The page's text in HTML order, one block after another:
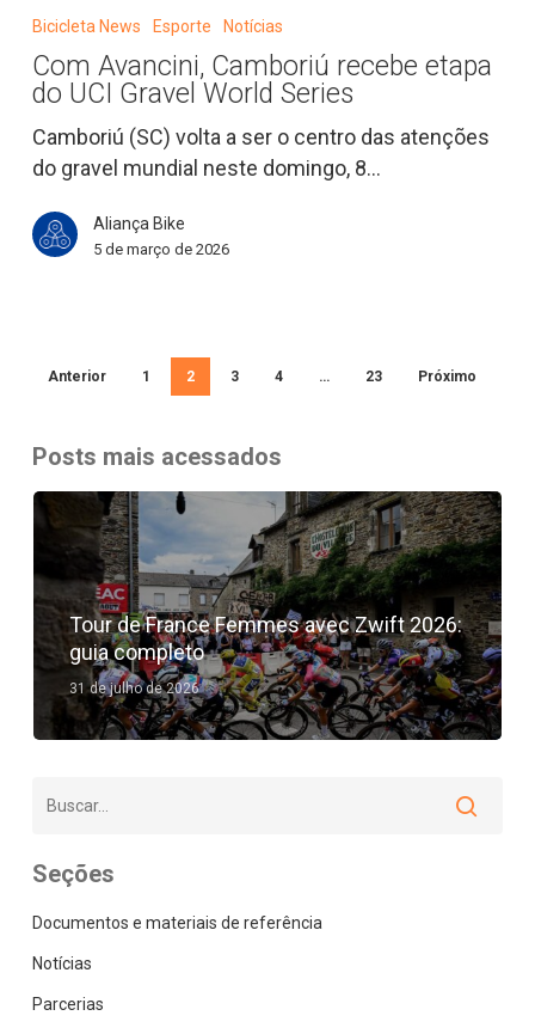
Avancini,
recebe
etapa
do
UCI
World
Series
Bicicleta News Esporte Notícias
Com Avancini, Camboriú recebe etapa
do UCI Gravel World Series
Camboriú (SC) volta a ser o centro das atenções
do gravel mundial neste domingo, 8…
Aliança Bike
5 de março de 2026
Anterior 1 2 3 4 … 23 Próximo
Posts mais acessados
Tour de France Femmes avec Zwift 2026:
guia completo
31 de julho de 2026
Seções
Documentos e materiais de referência
Notícias
Parcerias